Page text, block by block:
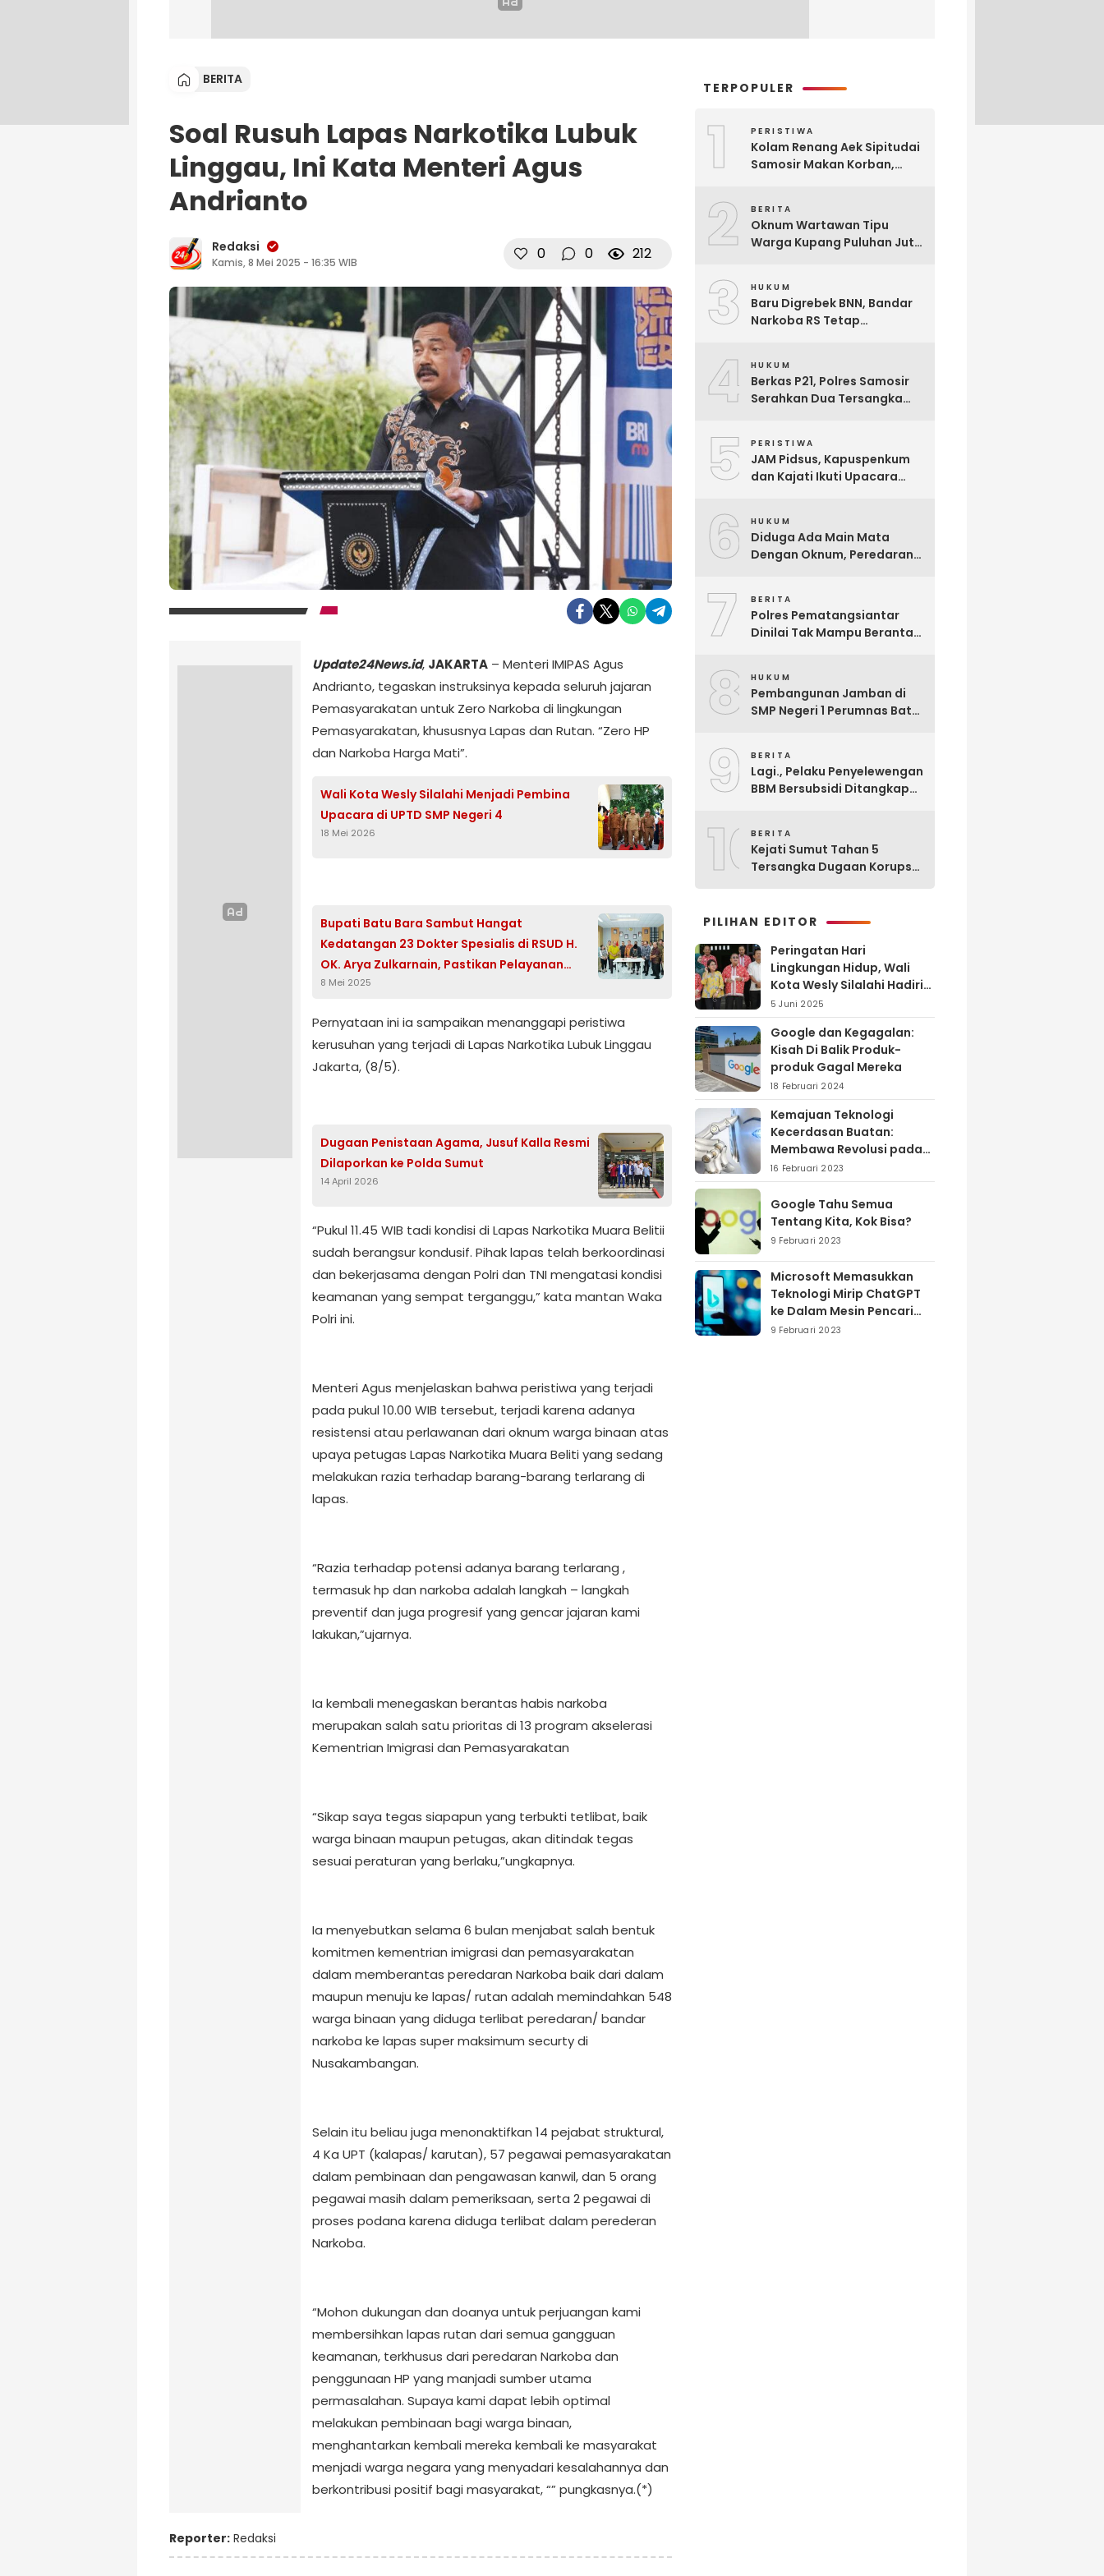
BERITA
Soal Rusuh Lapas Narkotika Lubuk
Linggau, Ini Kata Menteri Agus
Andrianto
Redaksi
Kamis, 8 Mei 2025 - 16:35 WIB 0 0 212
Update24News.id, JAKARTA – Menteri IMIPAS Agus
Andrianto, tegaskan instruksinya kepada seluruh jajaran
Pemasyarakatan untuk Zero Narkoba di lingkungan
Pemasyarakatan, khususnya Lapas dan Rutan. “Zero HP
dan Narkoba Harga Mati”.
Wali Kota Wesly Silalahi Menjadi Pembina
Upacara di UPTD SMP Negeri 4
18 Mei 2026
Bupati Batu Bara Sambut Hangat
Kedatangan 23 Dokter Spesialis di RSUD H.
OK. Arya Zulkarnain, Pastikan Pelayanan
Terbaik
8 Mei 2025
Pernyataan ini ia sampaikan menanggapi peristiwa
kerusuhan yang terjadi di Lapas Narkotika Lubuk Linggau
Jakarta, (8/5).
Dugaan Penistaan Agama, Jusuf Kalla Resmi
Dilaporkan ke Polda Sumut
14 April 2026
“Pukul 11.45 WIB tadi kondisi di Lapas Narkotika Muara Belitii
sudah berangsur kondusif. Pihak lapas telah berkoordinasi
dan bekerjasama dengan Polri dan TNI mengatasi kondisi
keamanan yang sempat terganggu,” kata mantan Waka
Polri ini.
Menteri Agus menjelaskan bahwa peristiwa yang terjadi
pada pukul 10.00 WIB tersebut, terjadi karena adanya
resistensi atau perlawanan dari oknum warga binaan atas
upaya petugas Lapas Narkotika Muara Beliti yang sedang
melakukan razia terhadap barang-barang terlarang di
lapas.
“Razia terhadap potensi adanya barang terlarang ,
termasuk hp dan narkoba adalah langkah – langkah
preventif dan juga progresif yang gencar jajaran kami
lakukan,”ujarnya.
Ia kembali menegaskan berantas habis narkoba
merupakan salah satu prioritas di 13 program akselerasi
Kementrian Imigrasi dan Pemasyarakatan
“Sikap saya tegas siapapun yang terbukti tetlibat, baik
warga binaan maupun petugas, akan ditindak tegas
sesuai peraturan yang berlaku,”ungkapnya.
Ia menyebutkan selama 6 bulan menjabat salah bentuk
komitmen kementrian imigrasi dan pemasyarakatan
dalam memberantas peredaran Narkoba baik dari dalam
maupun menuju ke lapas/ rutan adalah memindahkan 548
warga binaan yang diduga terlibat peredaran/ bandar
narkoba ke lapas super maksimum securty di
Nusakambangan.
Selain itu beliau juga menonaktifkan 14 pejabat struktural,
4 Ka UPT (kalapas/ karutan), 57 pegawai pemasyarakatan
dalam pembinaan dan pengawasan kanwil, dan 5 orang
pegawai masih dalam pemeriksaan, serta 2 pegawai di
proses podana karena diduga terlibat dalam perederan
Narkoba.
“Mohon dukungan dan doanya untuk perjuangan kami
membersihkan lapas rutan dari semua gangguan
keamanan, terkhusus dari peredaran Narkoba dan
penggunaan HP yang manjadi sumber utama
permasalahan. Supaya kami dapat lebih optimal
melakukan pembinaan bagi warga binaan,
menghantarkan kembali mereka kembali ke masyarakat
menjadi warga negara yang menyadari kesalahannya dan
berkontribusi positif bagi masyarakat, “” pungkasnya.(*)
Reporter: Redaksi
TERPOPULER
1 PERISTIWA
Kolam Renang Aek Sipitudai
Samosir Makan Korban,
2 BERITA
Oknum Wartawan Tipu
Warga Kupang Puluhan Juta
3 HUKUM
Baru Digrebek BNN, Bandar
Narkoba RS Tetap
4 HUKUM
Berkas P21, Polres Samosir
Serahkan Dua Tersangka
Korupsinya
5 PERISTIWA
JAM Pidsus, Kapuspenkum
dan Kajati Ikuti Upacara
Ginting yang Gugur Saat
Tugas
6 HUKUM
Diduga Ada Main Mata
Dengan Oknum, Peredaran
7 BERITA
Polres Pematangsiantar
Dinilai Tak Mampu Berantas
Turun Tangan
8 HUKUM
Pembangunan Jamban di
SMP Negeri 1 Perumnas Batu
9 BERITA
Lagi., Pelaku Penyelewengan
BBM Bersubsidi Ditangkap
10BERITA
Kejati Sumut Tahan 5
Tersangka Dugaan Korupsi
PILIHAN EDITOR
Peringatan Hari
Lingkungan Hidup, Wali
Kota Wesly Silalahi Hadiri
Penyerahan dan
Penyiraman Eco Enzyme di
TPA Tanjung Pinggir
5 Juni 2025
Google dan Kegagalan:
Kisah Di Balik Produk-
produk Gagal Mereka
18 Februari 2024
Kemajuan Teknologi
Kecerdasan Buatan:
Membawa Revolusi pada
Industri dan Masyarakat
16 Februari 2023
Google Tahu Semua
Tentang Kita, Kok Bisa?
9 Februari 2023
Microsoft Memasukkan
Teknologi Mirip ChatGPT
ke Dalam Mesin Pencari
Bing
9 Februari 2023